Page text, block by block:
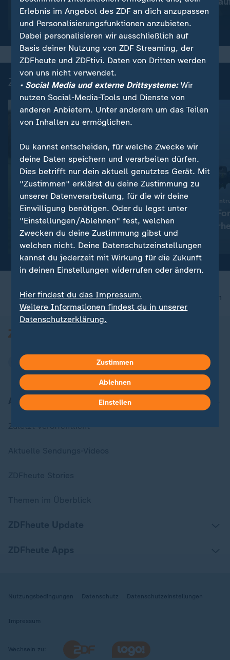
Ukraine
Video
Zuletzt auf ZDFheute veröffentlicht
Linken-Chef im ZDF-Sommerinterview
Pantisano schließt Wahl von
CDU-Ministerpräsident nicht
aus
Neues
Dobrindt will
mit Video
nach oben
Aktuell bei ZDFheute
Zuletzt veröffentlicht
Nutzungsbedingungen Datenschutz Datenschutzeinstellungen
Impressum
Wechseln zu:
Erlebnis im Angebot des ZDF an dich anzupassen
und Personalisierungsfunktionen anzubieten.
Dabei personalisieren wir ausschließlich auf
Basis deiner Nutzung von ZDF Streaming, der
ZDFheute und ZDFtivi. Daten von Dritten werden
von uns nicht verwendet.
• Social Media und externe Drittsysteme:Wir
nutzen Social-Media-Tools und Dienste von
anderen Anbietern. Unter anderem um das Teilen
von Inhalten zu ermöglichen.
Du kannst entscheiden, für welche Zwecke wir
deine Daten speichern und verarbeiten dürfen.
Dies betrifft nur dein aktuell genutztes Gerät. Mit
"Zustimmen" erklärst du deine Zustimmung zu
unserer Datenverarbeitung, für die wir deine
Einwilligung benötigen. Oder du legst unter
"Einstellungen/Ablehnen" fest, welchen
Zwecken du deine Zustimmung gibst und
welchen nicht. Deine Datenschutzeinstellungen
kannst du jederzeit mit Wirkung für die Zukunft
in deinen Einstellungen widerrufen oder ändern.
Hier findest du das Impressum.
Weitere Informationen findest du in unserer
Datenschutzerklärung.
Zustimmen
Ablehnen
Einstellen